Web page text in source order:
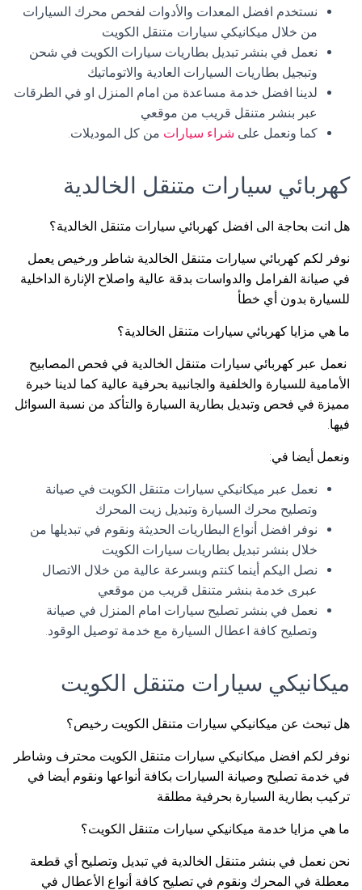
نستخدم افضل المعدات والأدوات لفحص محرك السيارات
من خلال ميكانيكي سيارات متنقل الكويت
نعمل في بنشر تبديل بطاريات سيارات الكويت في شحن
وتبجيل بطاريات السيارات العادية والاتوماتيك
لدينا افضل خدمة مساعدة من امام المنزل او في الطرقات
عبر بنشر متنقل قريب من موقعي
كما ونعمل على شراء سيارات من كل الموديلات.
كهربائي سيارات متنقل الخالدية
هل انت بحاجة الى افضل كهربائي سيارات متنقل الخالدية؟
نوفر لكم كهربائي سيارات متنقل الخالدية شاطر ورخيص يعمل
في صيانة الفرامل والدواسات بدقة عالية واصلاح الإنارة الداخلية
للسيارة بدون أي خطأ
ما هي مزايا كهربائي سيارات متنقل الخالدية؟
نعمل عبر كهربائي سيارات متنقل الخالدية في فحص المصابيح
الأمامية للسيارة والخلفية والجانبية بحرفية عالية كما لدينا خبرة
مميزة في فحص وتبديل بطارية السيارة والتأكد من نسبة السوائل
فيها.
ونعمل أيضا في:
نعمل عبر ميكانيكي سيارات متنقل الكويت في صيانة
وتصليح محرك السيارة وتبديل زيت المحرك
نوفر افضل أنواع البطاريات الحديثة ونقوم في تبديلها من
خلال بنشر تبديل بطاريات سيارات الكويت
نصل اليكم أينما كنتم وبسرعة عالية من خلال الاتصال
عبرى خدمة بنشر متنقل قريب من موقعي
نعمل في بنشر تصليح سيارات امام المنزل في صيانة
وتصليح كافة اعطال السيارة مع خدمة توصيل الوقود.
ميكانيكي سيارات متنقل الكويت
هل تبحث عن ميكانيكي سيارات متنقل الكويت رخيص؟
نوفر لكم افضل ميكانيكي سيارات متنقل الكويت محترف وشاطر
في خدمة تصليح وصيانة السيارات بكافة أنواعها ونقوم أيضا في
تركيب بطارية السيارة بحرفية مطلقة
ما هي مزايا خدمة ميكانيكي سيارات متنقل الكويت؟
نحن نعمل في بنشر متنقل الخالدية في تبديل وتصليح أي قطعة
معطلة في المحرك ونقوم في تصليح كافة أنواع الأعطال في